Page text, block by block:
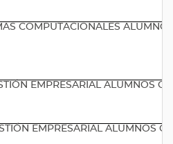
COMPUTACIONALES
EMPRESARIAL ALUMNOS
EMPRESARIAL ALUMNOS